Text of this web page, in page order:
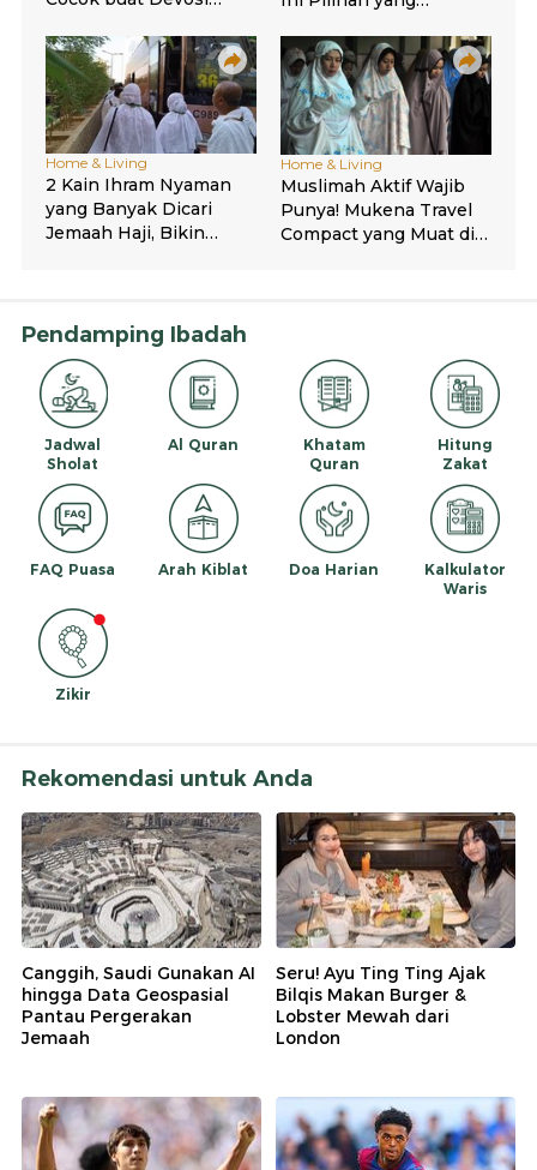
Pendamping Ibadah
Jadwal
Sholat
Al Quran
Khatam
Quran
Hitung
Zakat
FAQ Puasa Arah Kiblat Doa Harian
Kalkulator
Waris
Zikir
Rekomendasi untuk Anda
Canggih, Saudi Gunakan AI
hingga Data Geospasial
Pantau Pergerakan
Jemaah
Seru! Ayu Ting Ting Ajak
Bilqis Makan Burger &
Lobster Mewah dari
London